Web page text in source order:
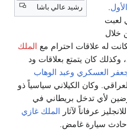
رشيد عالي باشا
.
لعبت
خلال
له علاقات احترام مع الملك
، وكذلك كان يتمتع بعلاقات ود
العسكري وعبد الوهاب
وكان الكيلاني سياسياً ذو
لأي تدخل بريطاني في
عرفاناً لآثار الملك غازي
حادث سيارة غامض.